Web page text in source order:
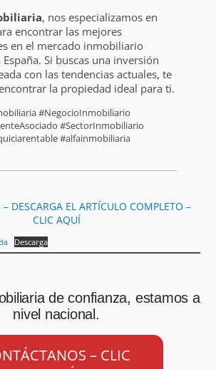
, nos especializamos en
encontrar las mejores
en el mercado inmobiliario
Si buscas una inversión
con las tendencias actuales, te
la propiedad ideal para ti.
#NegocioInmobiliario
#SectorInmobiliario
#alfainmobiliaria
– DESCARGA EL ARTÍCULO COMPLETO –
CLIC AQUÍ
Descarga
de confianza, estamos a
nivel nacional.
– CLIC